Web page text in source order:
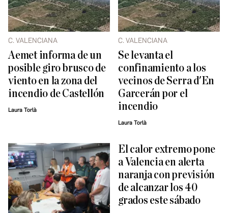
C. VALENCIANA
Aemet informa de un
posible giro brusco de
viento en la zona del
incendio de Castellón
Laura Torlà
C. VALENCIANA
Se levanta el
confinamiento a los
vecinos de Serra d'En
Garcerán por el
incendio
Laura Torlà
El calor extremo pone
a Valencia en alerta
naranja con previsión
de alcanzar los 40
grados este sábado